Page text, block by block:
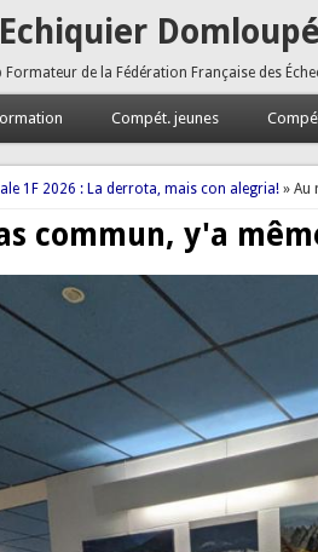
Formateur de la Fédération Française des
Compét. jeunes
1F 2026 : La derrota, mais con alegria!» Au
commun, y'a